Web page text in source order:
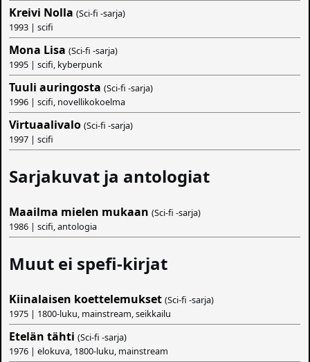
Kreivi Nolla (Sci-fi -sarja)
1993 | scifi
Mona Lisa (Sci-fi -sarja)
1995 | scifi, kyberpunk
Tuuli auringosta (Sci-fi -sarja)
1996 | scifi, novellikokoelma
Virtuaalivalo (Sci-fi -sarja)
1997 | scifi
Sarjakuvat ja antologiat
Maailma mielen mukaan (Sci-fi -sarja)
1986 | scifi, antologia
Muut ei spefi-kirjat
Kiinalaisen koettelemukset (Sci-fi -sarja)
1975 | 1800-luku, mainstream, seikkailu
Etelän tähti (Sci-fi -sarja)
1976 | elokuva, 1800-luku, mainstream